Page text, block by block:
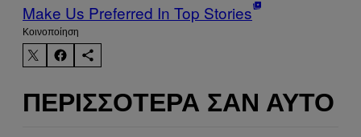
Make Us Preferred In Top Stories
Kοινοποίηση
ΠΕΡΙΣΣΌΤΕΡΑ ΣΑΝ ΑΥΤΌ